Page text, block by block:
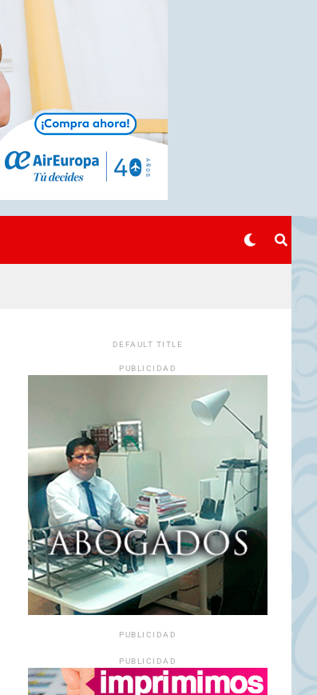
DEFAULT TITLE
PUBLICIDAD
PUBLICIDAD
PUBLICIDAD